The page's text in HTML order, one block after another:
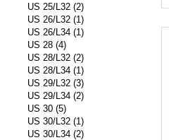
US 25/L32 (2)
US 26/L32 (1)
US 26/L34 (1)
US 28 (4)
US 28/L32 (2)
US 28/L34 (1)
US 29/L32 (3)
US 29/L34 (2)
US 30 (5)
US 30/L32 (1)
US 30/L34 (2)